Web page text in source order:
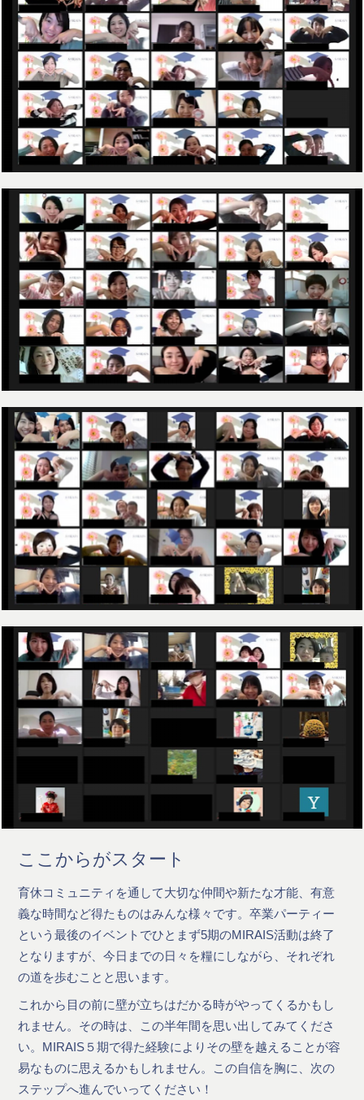
ここからがスタート
育休コミュニティを通して大切な仲間や新たな才能、有意
義な時間など得たものはみんな様々です。卒業パーティー
という最後のイベントでひとまず5期のMIRAIS活動は終了
となりますが、今日までの日々を糧にしながら、それぞれ
の道を歩むことと思います。
これから目の前に壁が立ちはだかる時がやってくるかもし
れません。その時は、この半年間を思い出してみてくださ
い。MIRAIS５期で得た経験によりその壁を越えることが容
易なものに思えるかもしれません。この自信を胸に、次の
ステップへ進んでいってください！